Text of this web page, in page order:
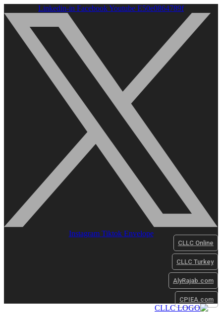
Linkedin-in FacebookYoutube E50e0864789f
Instagram Tiktok Envelope
CLLC
CLLC